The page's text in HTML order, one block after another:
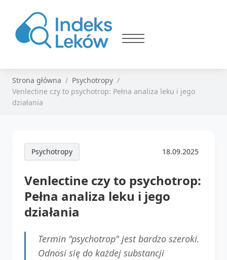
Strona główna
Psychotropy
Venlectine czy to psychotrop: Pełna analiza leku i jego
działania
Psychotropy 18.09.2025
Venlectine czy to psychotrop:
Pełna analiza leku i jego
działania
Termin "psychotrop" jest bardzo szeroki.
Odnosi się do każdej substancji